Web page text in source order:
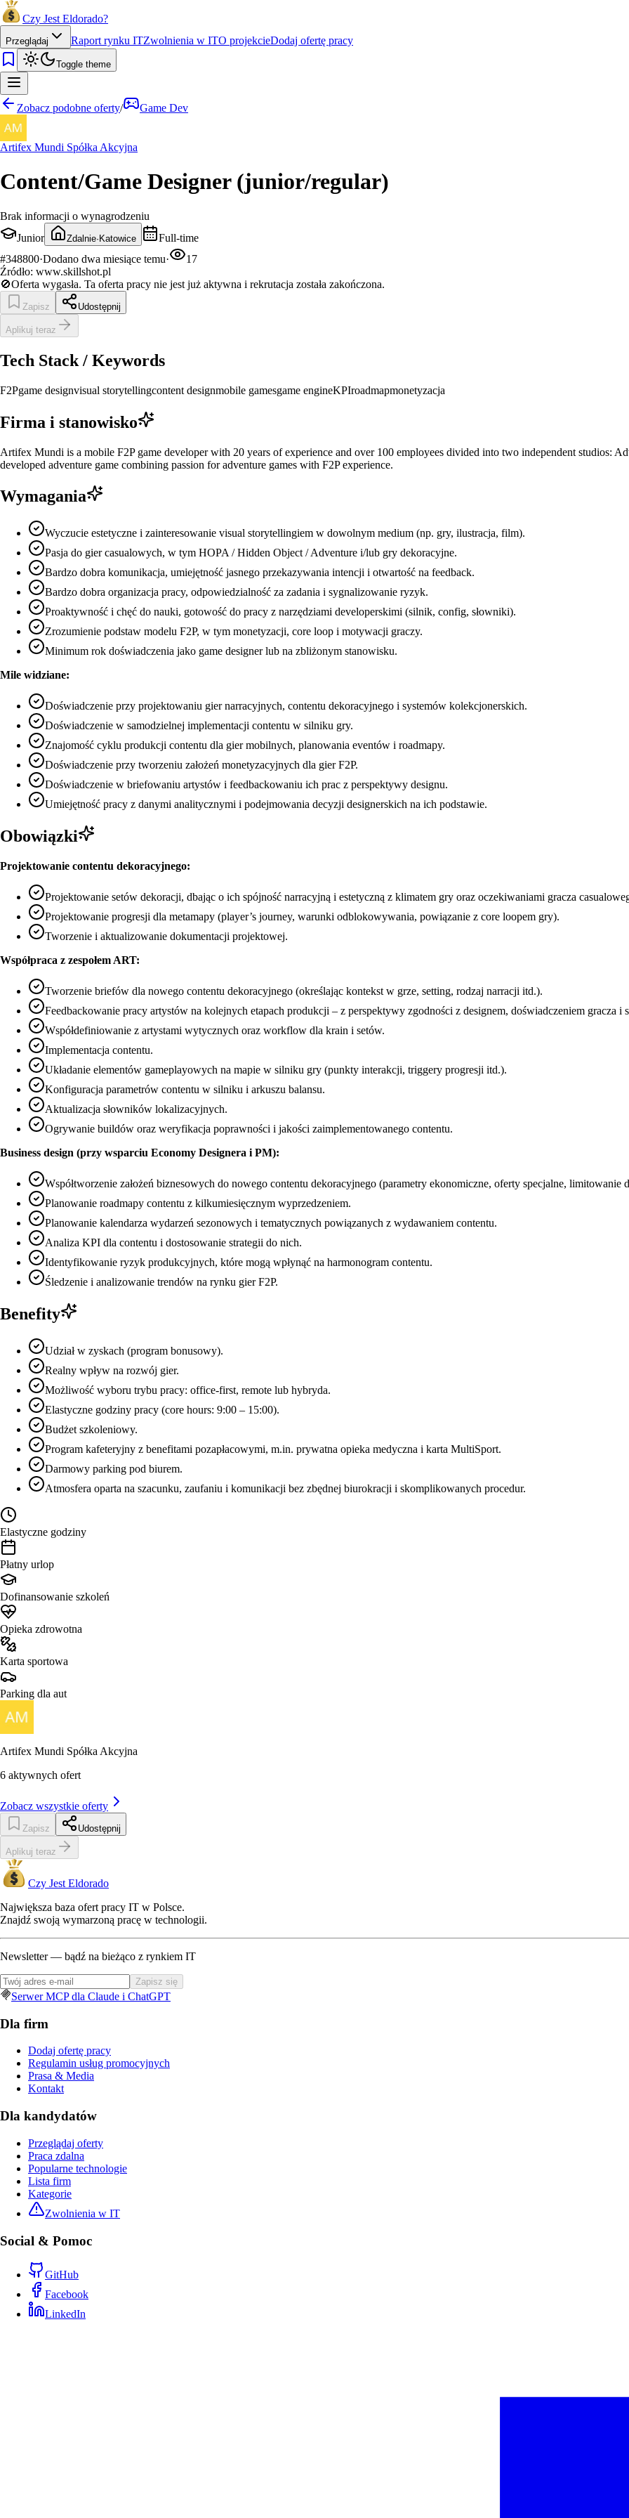
Czy Jest Eldorado?
Przeglądaj Raport rynku ITZwolnienia w ITO projekcieDodaj ofertę pracy
Toggle theme
Zobacz podobne oferty/ Game Dev
Artifex Mundi Spółka Akcyjna
Content/Game Designer (junior/regular)
Brak informacji o wynagrodzeniu
Junior
Zdalnie· Katowice
Full-time
#348800·Dodano dwa miesiące temu·
17
Źródło: www.skillshot.pl
🚫Oferta wygasła. Ta oferta pracy nie jest już aktywna i rekrutacja została zakończona.
Zapisz Udostępnij
Aplikuj teraz
Tech Stack / Keywords
F2Pgame designvisual storytellingcontent designmobile gamesgame engineKPIroadmapmonetyzacja
Firma i stanowisko
Artifex Mundi is a mobile F2P game developer with 20 years of experience and over 100 employees divided into two independent studios:
developed adventure game combining passion for adventure games with F2P experience.
Wymagania
Wyczucie estetyczne i zainteresowanie visual storytellingiem w dowolnym medium (np. gry, ilustracja, film).
Pasja do gier casualowych, w tym HOPA / Hidden Object / Adventure i/lub gry dekoracyjne.
Bardzo dobra komunikacja, umiejętność jasnego przekazywania intencji i otwartość na feedback.
Bardzo dobra organizacja pracy, odpowiedzialność za zadania i sygnalizowanie ryzyk.
Proaktywność i chęć do nauki, gotowość do pracy z narzędziami developerskimi (silnik, config, słowniki).
Zrozumienie podstaw modelu F2P, w tym monetyzacji, core loop i motywacji graczy.
Minimum rok doświadczenia jako game designer lub na zbliżonym stanowisku.
Mile widziane:
Doświadczenie przy projektowaniu gier narracyjnych, contentu dekoracyjnego i systemów kolekcjonerskich.
Doświadczenie w samodzielnej implementacji contentu w silniku gry.
Znajomość cyklu produkcji contentu dla gier mobilnych, planowania eventów i roadmapy.
Doświadczenie przy tworzeniu założeń monetyzacyjnych dla gier F2P.
Doświadczenie w briefowaniu artystów i feedbackowaniu ich prac z perspektywy designu.
Umiejętność pracy z danymi analitycznymi i podejmowania decyzji designerskich na ich podstawie.
Obowiązki
Projektowanie contentu dekoracyjnego:
Projektowanie setów dekoracji, dbając o ich spójność narracyjną i estetyczną z klimatem gry oraz oczekiwaniami gracza
Projektowanie progresji dla metamapy (player’s journey, warunki odblokowywania, powiązanie z core loopem gry).
Tworzenie i aktualizowanie dokumentacji projektowej.
Współpraca z zespołem ART:
Tworzenie briefów dla nowego contentu dekoracyjnego (określając kontekst w grze, setting, rodzaj narracji itd.).
Feedbackowanie pracy artystów na kolejnych etapach produkcji – z perspektywy zgodności z designem, doświadczeniem gracza i
Współdefiniowanie z artystami wytycznych oraz workflow dla krain i setów.
Implementacja contentu.
Układanie elementów gameplayowych na mapie w silniku gry (punkty interakcji, triggery progresji itd.).
Konfiguracja parametrów contentu w silniku i arkuszu balansu.
Aktualizacja słowników lokalizacyjnych.
Ogrywanie buildów oraz weryfikacja poprawności i jakości zaimplementowanego contentu.
Business design (przy wsparciu Economy Designera i PM):
Współtworzenie założeń biznesowych do nowego contentu dekoracyjnego (parametry ekonomiczne, oferty specjalne, limitowanie
Planowanie roadmapy contentu z kilkumiesięcznym wyprzedzeniem.
Planowanie kalendarza wydarzeń sezonowych i tematycznych powiązanych z wydawaniem contentu.
Analiza KPI dla contentu i dostosowanie strategii do nich.
Identyfikowanie ryzyk produkcyjnych, które mogą wpłynąć na harmonogram contentu.
Śledzenie i analizowanie trendów na rynku gier F2P.
Benefity
Udział w zyskach (program bonusowy).
Realny wpływ na rozwój gier.
Możliwość wyboru trybu pracy: office-first, remote lub hybryda.
Elastyczne godziny pracy (core hours: 9:00 – 15:00).
Budżet szkoleniowy.
Program kafeteryjny z benefitami pozapłacowymi, m.in. prywatna opieka medyczna i karta MultiSport.
Darmowy parking pod biurem.
Atmosfera oparta na szacunku, zaufaniu i komunikacji bez zbędnej biurokracji i skomplikowanych procedur.
Elastyczne godziny
Płatny urlop
Dofinansowanie szkoleń
Opieka zdrowotna
Karta sportowa
Parking dla aut
Artifex Mundi Spółka Akcyjna
6 aktywnych ofert
Zobacz wszystkie oferty
Zapisz Udostępnij
Aplikuj teraz
Czy Jest Eldorado
Największa baza ofert pracy IT w Polsce.
Znajdź swoją wymarzoną pracę w technologii.
Newsletter — bądź na bieżąco z rynkiem IT
Zapisz się
Serwer MCP dla Claude i ChatGPT
Dla firm
Dodaj ofertę pracy
Regulamin usług promocyjnych
Prasa & Media
Kontakt
Dla kandydatów
Przeglądaj oferty
Praca zdalna
Popularne technologie
Lista firm
Kategorie
Zwolnienia w IT
Social & Pomoc
GitHub
Facebook
LinkedIn